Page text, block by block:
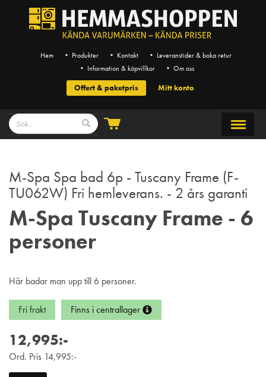
Hem • Produkter • Kontakt
• Leveranstider & boka retur
• Information & köpvillkor
• Om oss
Offert & paketpris Mitt konto
M-Spa Spa bad 6p - Tuscany Frame (F-
TU062W) Fri hemleverans. - 2 års garanti
M-Spa Tuscany Frame - 6
personer
Här badar man upp till 6 personer.
Fri frakt Finns i centrallager
12,995:-
Ord. Pris 14,995:-